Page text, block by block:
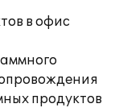
в офис
продуктов